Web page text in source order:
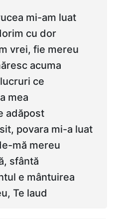
mi-am luat
cu dor
vrei, fie mereu
acuma
ce
mea
adăpost
povara mi-a luat
mă mereu
sfântă
e mântuirea
Te laud